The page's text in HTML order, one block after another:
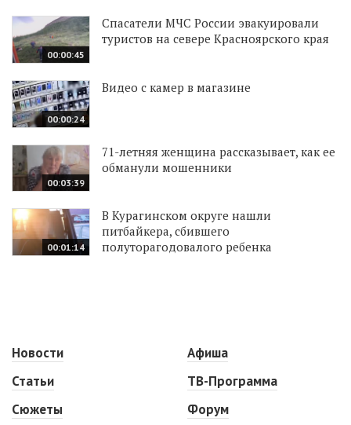
00:00:45
Спасатели МЧС России эвакуировали
туристов на севере Красноярского края
00:00:24
Видео с камер в магазине
00:03:39
71-летняя женщина рассказывает, как ее
обманули мошенники
00:01:14
В Курагинском округе нашли
питбайкера, сбившего
полуторагодовалого ребенка
Новости
Статьи
Сюжеты
Афиша
ТВ-Программа
Форум